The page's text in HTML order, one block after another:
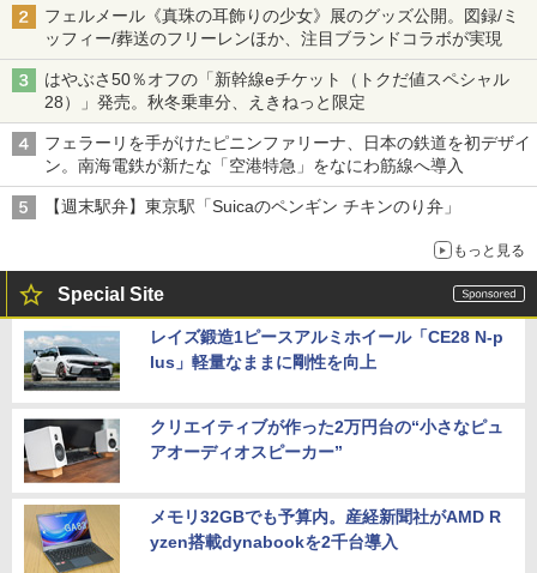
フェルメール《真珠の耳飾りの少女》展のグッズ公開。図録/ミ
ッフィー/葬送のフリーレンほか、注目ブランドコラボが実現
はやぶさ50％オフの「新幹線eチケット（トクだ値スペシャル
28）」発売。秋冬乗車分、えきねっと限定
フェラーリを手がけたピニンファリーナ、日本の鉄道を初デザイ
ン。南海電鉄が新たな「空港特急」をなにわ筋線へ導入
【週末駅弁】東京駅「Suicaのペンギン チキンのり弁」
もっと見る
Special Site
レイズ鍛造1ピースアルミホイール「CE28 N-p
lus」軽量なままに剛性を向上
クリエイティブが作った2万円台の“小さなピュ
アオーディオスピーカー”
メモリ32GBでも予算内。産経新聞社がAMD R
yzen搭載dynabookを2千台導入